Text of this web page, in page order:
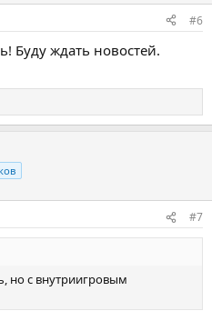
#6
Буду ждать новостей.
#7
но с внутриигровым